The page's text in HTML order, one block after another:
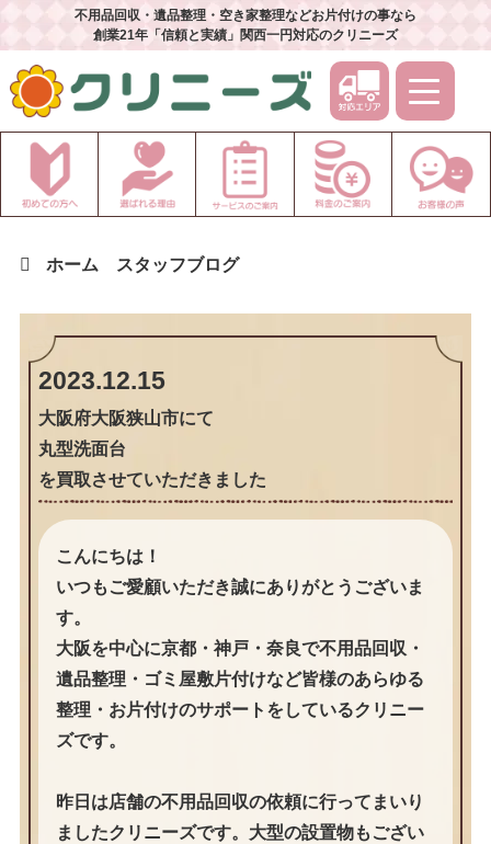
不用品回収・遺品整理・空き家整理などお片付けの事なら
創業21年「信頼と実績」関西一円対応のクリニーズ
ホーム スタッフブログ
2023.12.15
大阪府大阪狭山市にて
丸型洗面台
を買取させていただきました
こんにちは！
いつもご愛顧いただき誠にありがとうございま
す。
大阪を中心に京都・神戸・奈良で不用品回収・
遺品整理・ゴミ屋敷片付けなど皆様のあらゆる
整理・お片付けのサポートをしているクリニー
ズです。
昨日は店舗の不用品回収の依頼に行ってまいり
ましたクリニーズです。大型の設置物もござい